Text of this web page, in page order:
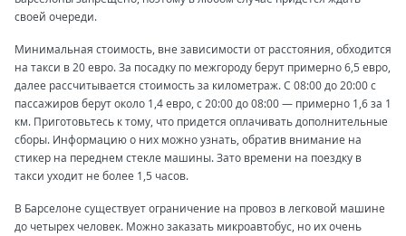
своей очереди.
Минимальная стоимость, вне зависимости от расстояния, обходится
на такси в 20 евро. За посадку по межгороду берут примерно 6,5 евро,
далее рассчитывается стоимость за километраж. С 08:00 до 20:00 с
пассажиров берут около 1,4 евро, с 20:00 до 08:00 — примерно 1,6 за 1
км. Приготовьтесь к тому, что придется оплачивать дополнительные
сборы. Информацию о них можно узнать, обратив внимание на
стикер на переднем стекле машины. Зато времени на поездку в
такси уходит не более 1,5 часов.
В Барселоне существует ограничение на провоз в легковой машине
до четырех человек. Можно заказать микроавтобус, но их очень